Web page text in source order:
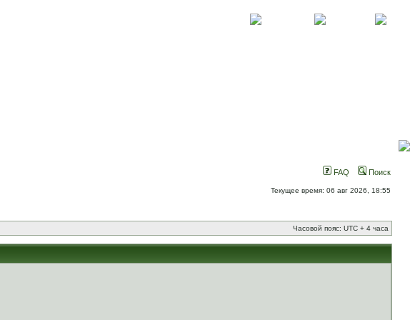
FAQ Поиск
Текущее время: 06 авг 2026, 18:55
Часовой пояс: UTC + 4 часа